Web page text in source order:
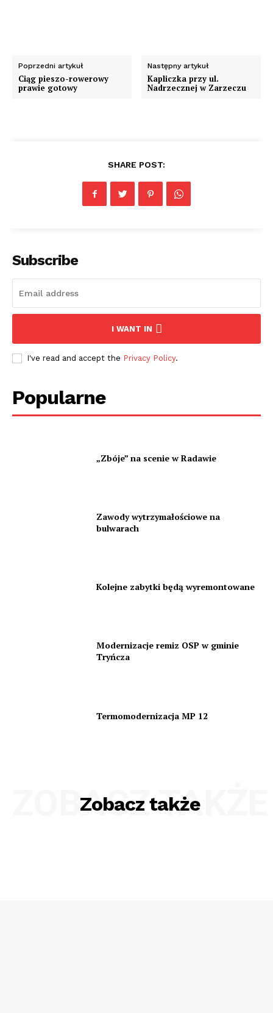
Poprzedni artykuł
Ciąg pieszo-rowerowy
prawie gotowy
Następny artykuł
Kapliczka przy ul.
Nadrzecznej w Zarzeczu
SHARE POST:
Subscribe
I WANT IN
I've read and accept the Privacy Policy.
Popularne
„Zbóje” na scenie w Radawie
Zawody wytrzymałościowe na
bulwarach
Kolejne zabytki będą wyremontowane
Modernizacje remiz OSP w gminie
Tryńcza
Termomodernizacja MP 12
Zobacz także
ZOBACZ TAKŻE